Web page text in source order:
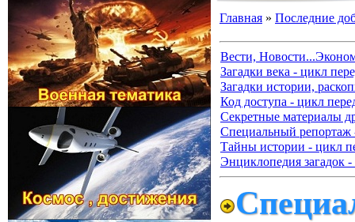
Главная » Последние
Вести,
Загадки века - цикл
Загадки истории,
Код доступа - цикл
Секретные материалы
Специальный репортаж
Тайны истории - цикл
Энциклопедия загадок -